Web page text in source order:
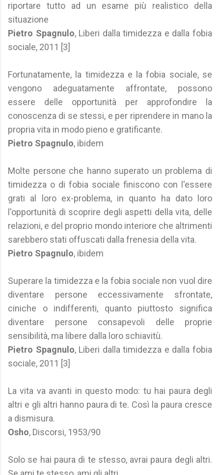
riportare tutto ad un esame più realistico della
situazione
Pietro Spagnulo, Liberi dalla timidezza e dalla fobia
sociale, 2011 [3]
Fortunatamente, la timidezza e la fobia sociale, se
vengono adeguatamente affrontate, possono
essere delle opportunità per approfondire la
conoscenza di se stessi, e per riprendere in mano la
propria vita in modo pieno e gratificante.
Pietro Spagnulo, ibidem
Molte persone che hanno superato un problema di
timidezza o di fobia sociale finiscono con l'essere
grati al loro ex-problema, in quanto ha dato loro
l'opportunità di scoprire degli aspetti della vita, delle
relazioni, e del proprio mondo interiore che altrimenti
sarebbero stati offuscati dalla frenesia della vita.
Pietro Spagnulo, ibidem
Superare la timidezza e la fobia sociale non vuol dire
diventare persone eccessivamente sfrontate,
ciniche o indifferenti, quanto piuttosto significa
diventare persone consapevoli delle proprie
sensibilità, ma libere dalla loro schiavitù.
Pietro Spagnulo, Liberi dalla timidezza e dalla fobia
sociale, 2011 [3]
La vita va avanti in questo modo: tu hai paura degli
altri e gli altri hanno paura di te. Così la paura cresce
a dismisura.
Osho, Discorsi, 1953/90
Solo se hai paura di te stesso, avrai paura degli altri.